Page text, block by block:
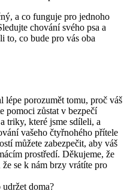
a co funguje pro jednoho
chování svého psa a
to, co bude pro vás oba
lépe porozumět tomu, proč váš
pomoci zůstat v bezpečí
triky, které jsme sdíleli, a
vašeho čtyřnohého přítele
můžete zabezpečit, aby váš
prostředí. Děkujeme, že
se k nám brzy vrátíte pro